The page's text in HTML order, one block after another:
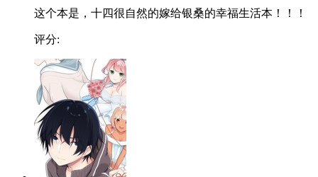
这个本是，十四很自然的嫁给银桑的幸福生活本！！！
评分: